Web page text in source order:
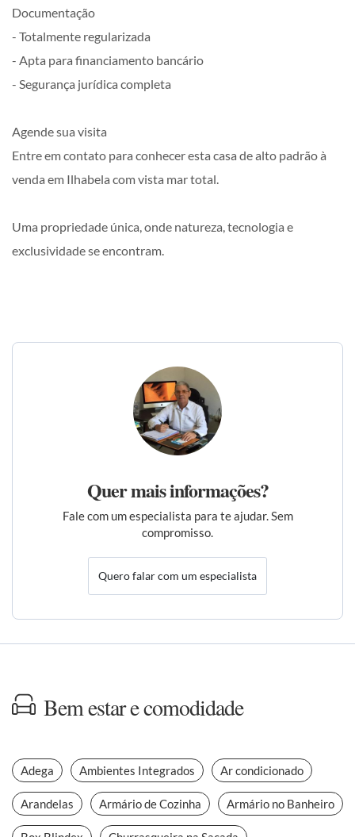
Documentação
- Totalmente regularizada
- Apta para financiamento bancário
- Segurança jurídica completa
Agende sua visita
Entre em contato para conhecer esta casa de alto padrão à
venda em Ilhabela com vista mar total.
Uma propriedade única, onde natureza, tecnologia e
exclusividade se encontram.
Quer mais informações?
Fale com um especialista para te ajudar. Sem
compromisso.
Quero falar com um especialista
Bem estar e comodidade
Adega Ambientes Integrados Ar condicionado
Arandelas Armário de Cozinha Armário no Banheiro